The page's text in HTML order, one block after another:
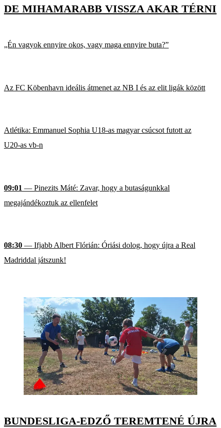
DE MIHAMARABB VISSZA AKAR TÉRNI
„Én vagyok ennyire okos, vagy maga ennyire buta?”
Az FC Köbenhavn ideális átmenet az NB I és az elit ligák között
Atlétika: Emmanuel Sophia U18-as magyar csúcsot futott az
U20-as vb-n
09:01 — Pinezits Máté: Zavar, hogy a butaságunkkal
megajándékoztuk az ellenfelet
08:30 — Ifjabb Albert Flórián: Óriási dolog, hogy újra a Real
Madriddal játszunk!
BUNDESLIGA-EDZŐ TEREMTENÉ ÚJRA